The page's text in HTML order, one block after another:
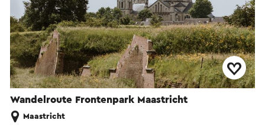
Wandelroute Frontenpark Maastricht
Maastricht